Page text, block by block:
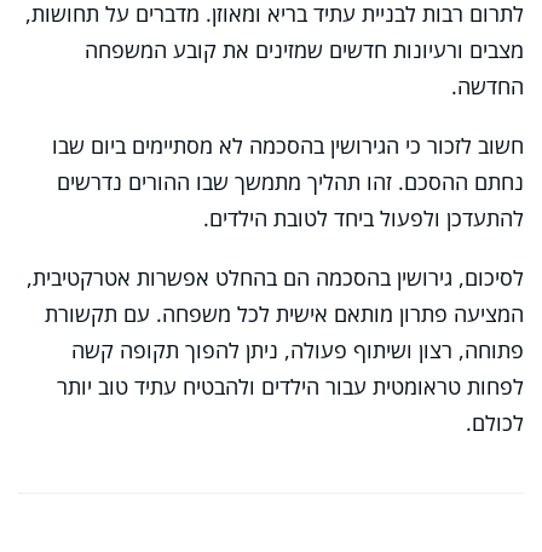
לתרום רבות לבניית עתיד בריא ומאוזן. מדברים על תחושות,
מצבים ורעיונות חדשים שמזינים את קובע המשפחה
החדשה.
חשוב לזכור כי הגירושין בהסכמה לא מסתיימים ביום שבו
נחתם ההסכם. זהו תהליך מתמשך שבו ההורים נדרשים
להתעדכן ולפעול ביחד לטובת הילדים.
לסיכום, גירושין בהסכמה הם בהחלט אפשרות אטרקטיבית,
המציעה פתרון מותאם אישית לכל משפחה. עם תקשורת
פתוחה, רצון ושיתוף פעולה, ניתן להפוך תקופה קשה
לפחות טראומטית עבור הילדים ולהבטיח עתיד טוב יותר
לכולם.